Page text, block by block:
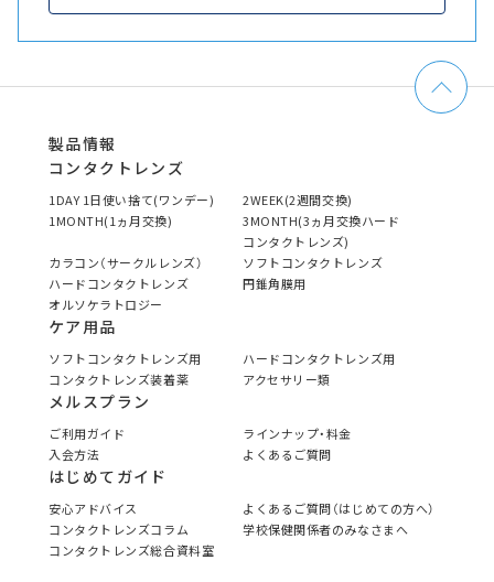
製品情報
コンタクトレンズ
1DAY 1日使い捨て(ワンデー)
2WEEK(2週間交換)
1MONTH(1ヵ月交換)
3MONTH(3ヵ月交換ハード
コンタクトレンズ)
カラコン（サークルレンズ）
ソフトコンタクトレンズ
ハードコンタクトレンズ
円錐角膜用
オルソケラトロジー
ケア用品
ソフトコンタクトレンズ用
ハードコンタクトレンズ用
コンタクトレンズ装着薬
アクセサリー類
メルスプラン
ご利用ガイド
ラインナップ・料金
入会方法
よくあるご質問
はじめてガイド
安心アドバイス
よくあるご質問（はじめての方へ）
コンタクトレンズコラム
学校保健関係者のみなさまへ
コンタクトレンズ総合資料室